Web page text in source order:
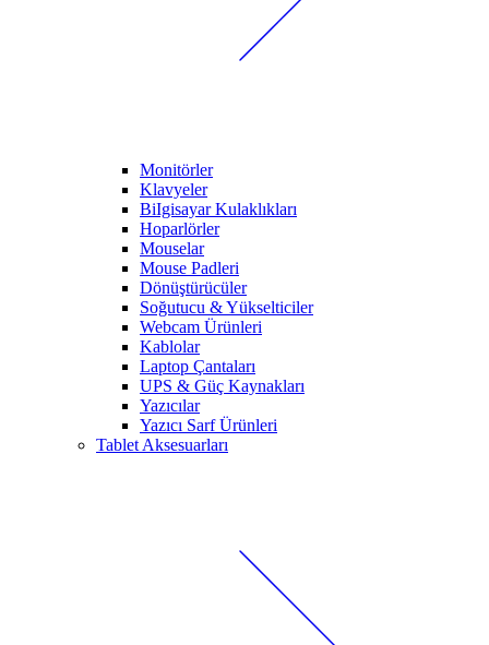
Monitörler
Klavyeler
BiIgisayar Kulaklıkları
Hoparlörler
Mouselar
Mouse Padleri
Dönüştürücüler
Soğutucu & Yükselticiler
Webcam Ürünleri
Kablolar
Laptop Çantaları
UPS & Güç Kaynakları
Yazıcılar
Yazıcı Sarf Ürünleri
Tablet Aksesuarları